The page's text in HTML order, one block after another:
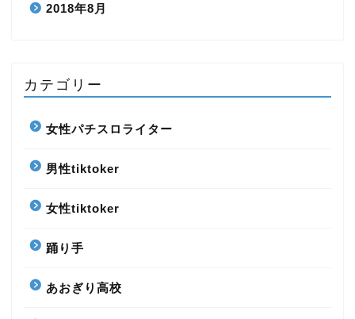
2018年8月
カテゴリー
女性パチスロライター
男性tiktoker
女性tiktoker
踊り手
あおぎり高校